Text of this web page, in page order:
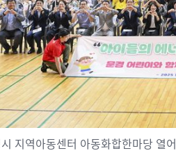
지역아동센터 아동화합한마당 열어